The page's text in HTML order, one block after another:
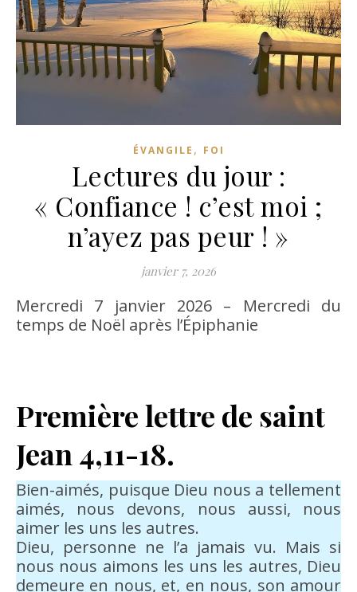
ÉVANGILE , FOI
Lectures du jour :
« Confiance ! c’est moi ;
n’ayez pas peur ! »
janvier 7, 2026
Mercredi 7 janvier 2026 – Mercredi du
temps de Noël après l’Épiphanie
Première lettre de saint
Jean 4,11-18.
Bien-aimés, puisque Dieu nous a tellement
aimés, nous devons, nous aussi, nous
aimer les uns les autres.
Dieu, personne ne l’a jamais vu. Mais si
nous nous aimons les uns les autres, Dieu
demeure en nous, et, en nous, son amour